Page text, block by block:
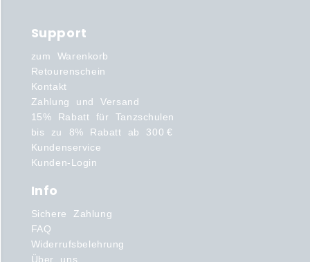
Support
zum Warenkorb
Retourenschein
Kontakt
Zahlung und Versand
15% Rabatt für Tanzschulen
bis zu 8% Rabatt ab 300 €
Kundenservice
Kunden-Login
Info
Sichere Zahlung
FAQ
Widerrufsbelehrung
Über uns